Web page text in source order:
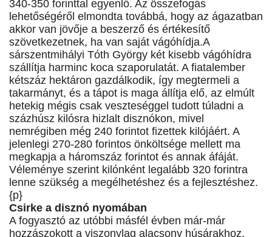
340-350 forinttal egyenlő. Az összefogás
lehetőségéről elmondta továbbá, hogy az ágazatban
akkor van jövője a beszerző és értékesítő
szövetkezetnek, ha van saját vágóhídja.A
sárszentmihályi Tóth György két kisebb vágóhídra
szállítja harminc koca szaporulatát. A fiatalember
kétszáz hektáron gazdálkodik, így megtermeli a
takarmányt, és a tápot is maga állítja elő, az elmúlt
hetekig mégis csak veszteséggel tudott túladni a
százhúsz kilósra hizlalt disznókon, mivel
nemrégiben még 240 forintot fizettek kilójáért. A
jelenlegi 270-280 forintos önköltsége mellett ma
megkapja a háromszáz forintot és annak áfáját.
Véleménye szerint kilónként legalább 320 forintra
lenne szükség a megélhetéshez és a fejlesztéshez.
{p}
Csirke a disznó nyomában
A fogyasztó az utóbbi másfél évben már-már
hozzászokott a viszonylag alacsony húsárakhoz,